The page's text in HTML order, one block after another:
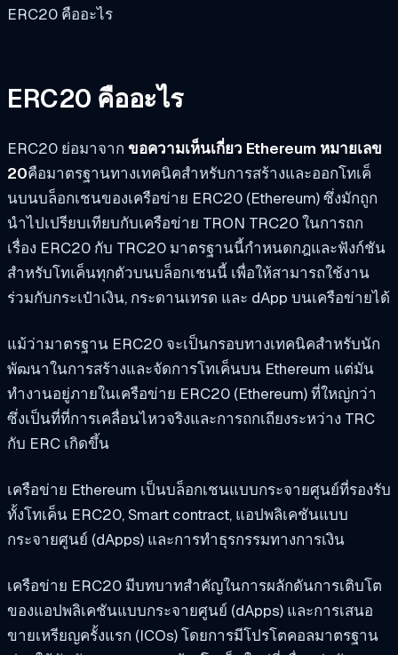
ERC20 คืออะไร
ERC20 คืออะไร
ERC20 ย่อมาจาก ขอความเห็นเกี่ยว Ethereum หมายเลข
20คือมาตรฐานทางเทคนิคสำหรับการสร้างและออกโทเค็
นบนบล็อกเชนของเครือข่าย ERC20 (Ethereum) ซึ่งมักถูก
นำไปเปรียบเทียบกับเครือข่าย TRON TRC20 ในการถก
เรื่อง ERC20 กับ TRC20 มาตรฐานนี้กำหนดกฎและฟังก์ชัน
สำหรับโทเค็นทุกตัวบนบล็อกเชนนี้ เพื่อให้สามารถใช้งาน
ร่วมกับกระเป๋าเงิน, กระดานเทรด และ dApp บนเครือข่ายได้
แม้ว่ามาตรฐาน ERC20 จะเป็นกรอบทางเทคนิคสำหรับนัก
พัฒนาในการสร้างและจัดการโทเค็นบน Ethereum แต่มัน
ทำงานอยู่ภายในเครือข่าย ERC20 (Ethereum) ที่ใหญ่กว่า
ซึ่งเป็นที่ที่การเคลื่อนไหวจริงและการถกเถียงระหว่าง TRC
กับ ERC เกิดขึ้น
เครือข่าย Ethereum เป็นบล็อกเชนแบบกระจายศูนย์ที่รองรับ
ทั้งโทเค็น ERC20, Smart contract, แอปพลิเคชันแบบ
กระจายศูนย์ (dApps) และการทำธุรกรรมทางการเงิน
เครือข่าย ERC20 มีบทบาทสำคัญในการผลักดันการเติบโต
ของแอปพลิเคชันแบบกระจายศูนย์ (dApps) และการเสนอ
ขายเหรียญครั้งแรก (ICOs) โดยการมีโปรโตคอลมาตรฐาน